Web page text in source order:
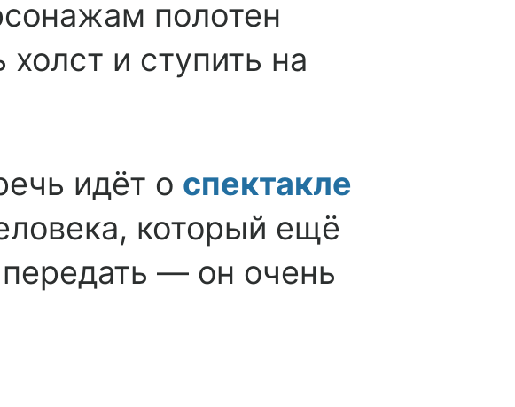
полотен
и ступить на
идёт о спектакле
который ещё
— он очень